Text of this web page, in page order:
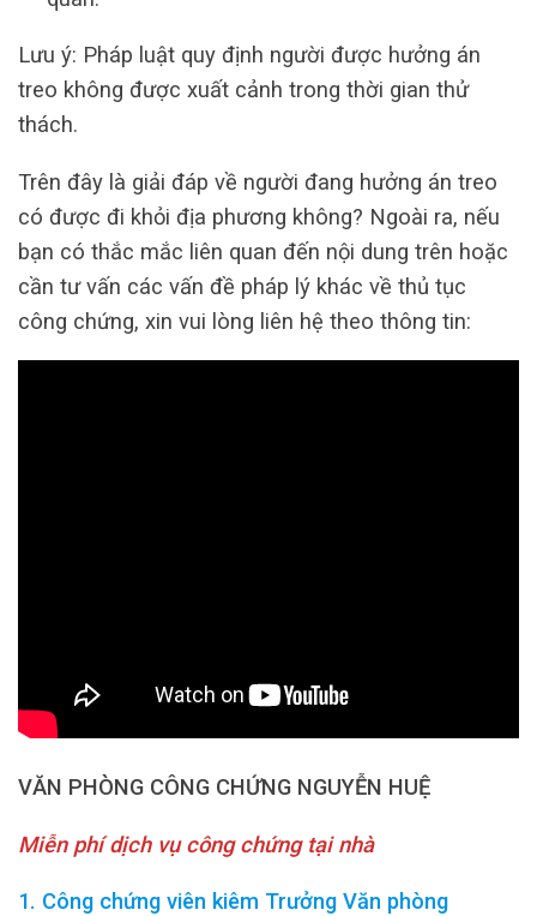
Lưu ý: Pháp luật quy định người được hưởng án
treo không được xuất cảnh trong thời gian thử
thách.
Trên đây là giải đáp về người đang hưởng án treo
có được đi khỏi địa phương không? Ngoài ra, nếu
bạn có thắc mắc liên quan đến nội dung trên hoặc
cần tư vấn các vấn đề pháp lý khác về thủ tục
công chứng, xin vui lòng liên hệ theo thông tin:
VĂN PHÒNG CÔNG CHỨNG NGUYỄN HUỆ
Miễn phí dịch vụ công chứng tại nhà
1. Công chứng viên kiêm Trưởng Văn phòng